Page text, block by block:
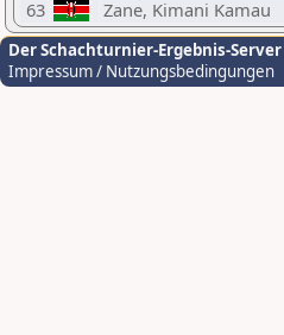
63
Zane, Kimani Kamau
Der Schachturnier-Ergebnis-Server
Impressum / Nutzungsbedingungen